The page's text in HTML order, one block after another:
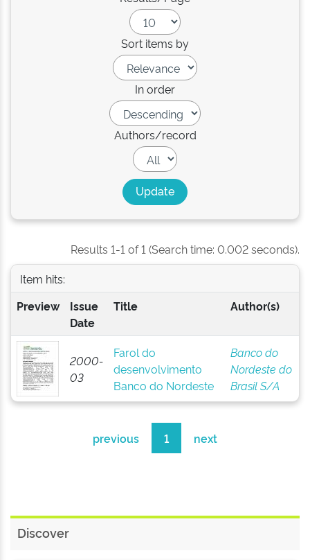
Sort items by
In order
Authors/record
Results 1-1 of 1 (Search time: 0.002 seconds).
Item hits:
Preview
Issue
Date
Title Author(s)
2000-
03
Farol do
desenvolvimento
Banco do Nordeste
Banco do
Nordeste do
Brasil S/A
previous 1 next
Discover